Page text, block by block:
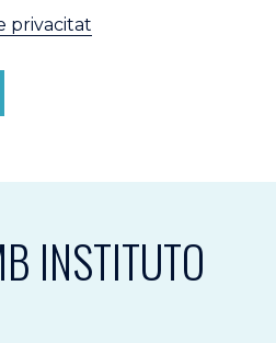
privacitat
INSTITUTO